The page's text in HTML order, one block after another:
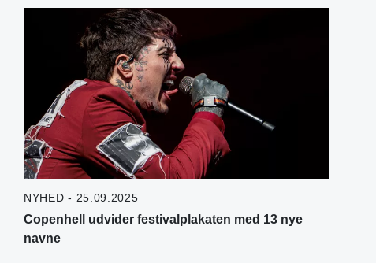
NYHED - 25.09.2025
Copenhell udvider festivalplakaten med 13 nye
navne